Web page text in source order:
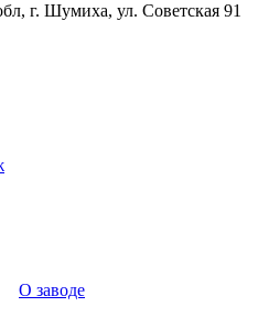
г. Шумиха, ул. Советская 91
О заводе